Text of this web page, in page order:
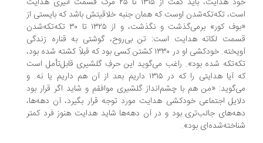
تکه‌تکه‌شدن اوست که همان جنبه‌ خلاقیتش باشد که بایستی از
«بوف کور» برمی‌گذشت و نگذشت، و از ۱۳۲۵ تا ۳۰ تکه‌تکه‌شدن
لکاته هدایت است: تن بی‌‌روح، گوشتی به قناره زندگی
آویخته. خودکشی او در ۱۳۳۰ کشتن کسی بود که قبلاً کشته شده بود،
شده بود». راغب می‌گوید این حرفِ گلشیری قابل‌تأمل است
که آیا هدایتی را که در ۱۳۱۵ داریم بعد از آن هم داریم یا نه. و
«من هم با چشم‌انداز گلشیری موافقم و شاید اگر قرار بود
اجتماعی خودکشی هدایت مورد توجه قرار بگیرد، آن دهه‌ها،
جالب‌تری بود و در آن دهه‌ها شاید هدایت هنوز فرد کمتر
بود».